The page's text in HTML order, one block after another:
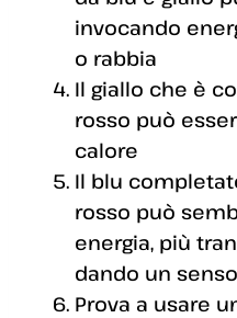
invocando
o rabbia
Il giallo che è
rosso può
calore
Il blu
rosso può
energia, più
dando un
Prova a usare